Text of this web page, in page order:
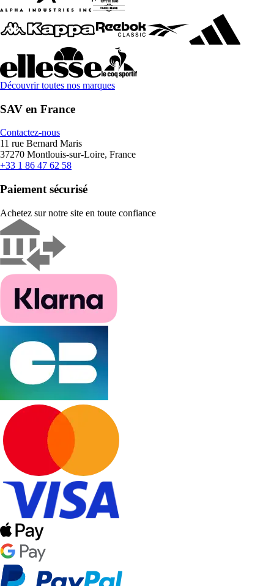
Découvrir toutes nos marques
SAV en France
Contactez-nous
11 rue Bernard Maris
37270 Montlouis-sur-Loire, France
+33 1 86 47 62 58
Paiement sécurisé
Achetez sur notre site en toute confiance